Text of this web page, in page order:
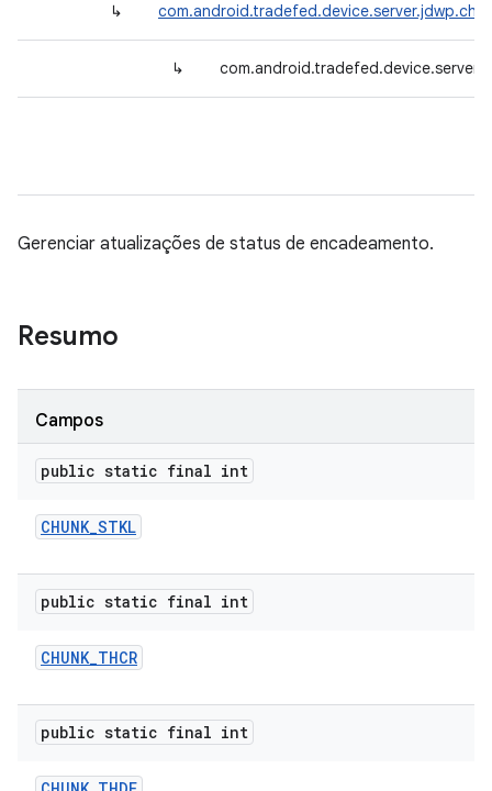
↳
↳
Gerenciar atualizações de status de encadeamento.
Resumo
Campos
public static final int
CHUNK_STKL
public static final int
CHUNK_THCR
public static final int